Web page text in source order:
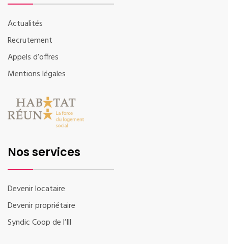
Actualités
Recrutement
Appels d’offres
Mentions légales
Nos services
Devenir locataire
Devenir propriétaire
Syndic Coop de l’Ill